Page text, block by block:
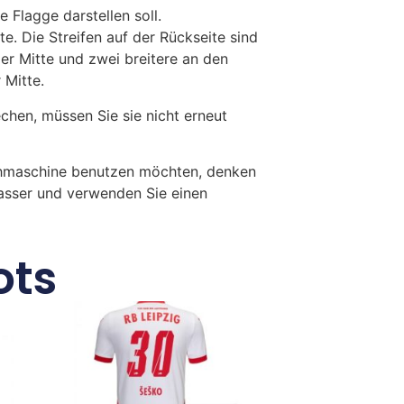
Flagge darstellen soll.
Die Streifen auf der Rückseite sind
Mitte und zwei breitere an den
Mitte.
müssen Sie sie nicht erneut
benutzen möchten, denken
und verwenden Sie einen